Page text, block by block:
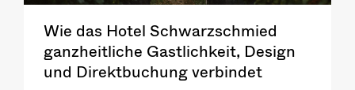
Wie das Hotel Schwarzschmied
ganzheitliche Gastlichkeit, Design
und Direktbuchung verbindet